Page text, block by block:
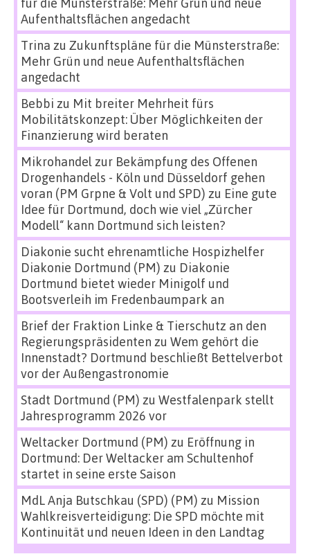
Aufenthaltsflächen angedacht
Trina zu Zukunftspläne für die Münsterstraße:
Mehr Grün und neue Aufenthaltsflächen
angedacht
Bebbi zu Mit breiter Mehrheit fürs
Mobilitätskonzept: Über Möglichkeiten der
Finanzierung wird beraten
Mikrohandel zur Bekämpfung des Offenen
Drogenhandels - Köln und Düsseldorf gehen
voran (PM Grpne & Volt und SPD) zu Eine gute
Idee für Dortmund, doch wie viel „Zürcher
Modell“ kann Dortmund sich leisten?
Diakonie sucht ehrenamtliche Hospizhelfer
Diakonie Dortmund (PM) zu Diakonie
Dortmund bietet wieder Minigolf und
Bootsverleih im Fredenbaumpark an
Brief der Fraktion Linke & Tierschutz an den
Regierungspräsidenten zu Wem gehört die
Innenstadt? Dortmund beschließt Bettelverbot
vor der Außengastronomie
Stadt Dortmund (PM) zu Westfalenpark stellt
Jahresprogramm 2026 vor
Weltacker Dortmund (PM) zu Eröffnung in
Dortmund: Der Weltacker am Schultenhof
startet in seine erste Saison
MdL Anja Butschkau (SPD) (PM) zu Mission
Wahlkreisverteidigung: Die SPD möchte mit
Kontinuität und neuen Ideen in den Landtag